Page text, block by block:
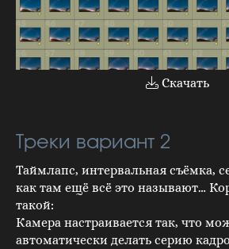
Треки вариант 2
Таймлапс, интервальная съёмка,
как там ещё всё это называют…
такой:
Камера настраивается так, что
автоматически делать серию
Скачать